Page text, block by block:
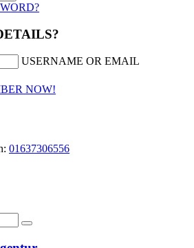
USERNAME OR EMAIL
NOW!
01637306556